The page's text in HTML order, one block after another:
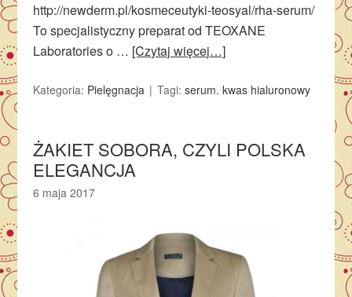
http://newderm.pl/kosmeceutyki-teosyal/rha-serum/
To specjalistyczny preparat od TEOXANE
Laboratories o … [Czytaj więcej…]
Kategoria: Pielęgnacja Tagi:serum. kwas hialuronowy
ŻAKIET SOBORA, CZYLI POLSKA
ELEGANCJA
6 maja 2017